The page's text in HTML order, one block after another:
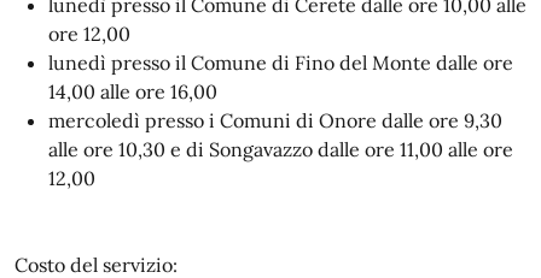
lunedì presso il Comune di Cerete dalle ore 10,00 alle
ore 12,00
lunedì presso il Comune di Fino del Monte dalle ore
14,00 alle ore 16,00
mercoledì presso i Comuni di Onore dalle ore 9,30
alle ore 10,30 e di Songavazzo dalle ore 11,00 alle ore
12,00
Costo del servizio: